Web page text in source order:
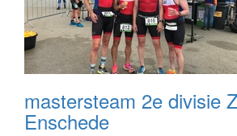
mastersteam 2e divisie
Enschede